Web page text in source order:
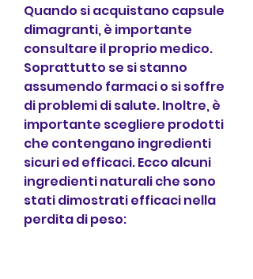
Quando si acquistano capsule
dimagranti, è importante
consultare il proprio medico.
Soprattutto se si stanno
assumendo farmaci o si soffre
di problemi di salute. Inoltre, è
importante scegliere prodotti
che contengano ingredienti
sicuri ed efficaci. Ecco alcuni
ingredienti naturali che sono
stati dimostrati efficaci nella
perdita di peso: